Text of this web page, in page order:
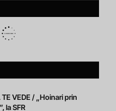
TE VEDE / „Hoinari prin
la SFR